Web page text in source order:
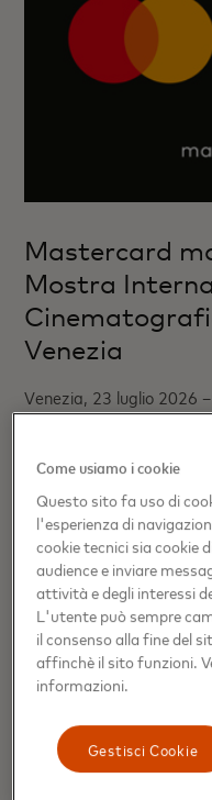
Mastercard
Mostra
Venezia
Venezia, 23 luglio 2026
rinnovare per il decimo
Biennale di Venezia (2 -
cinematografica più
eccellenze del cinema,
storico Palazzo del
Lido di Venezia.
Come usiamo i cookie
Questo sito fa uso di
l'esperienza di
cookie tecnici sia cookie
audience e inviare
attività e degli interessi
L'utente può sempre
il consenso alla fine del
affinchè il sito funzioni.
informazioni.
Gestisci Cookie